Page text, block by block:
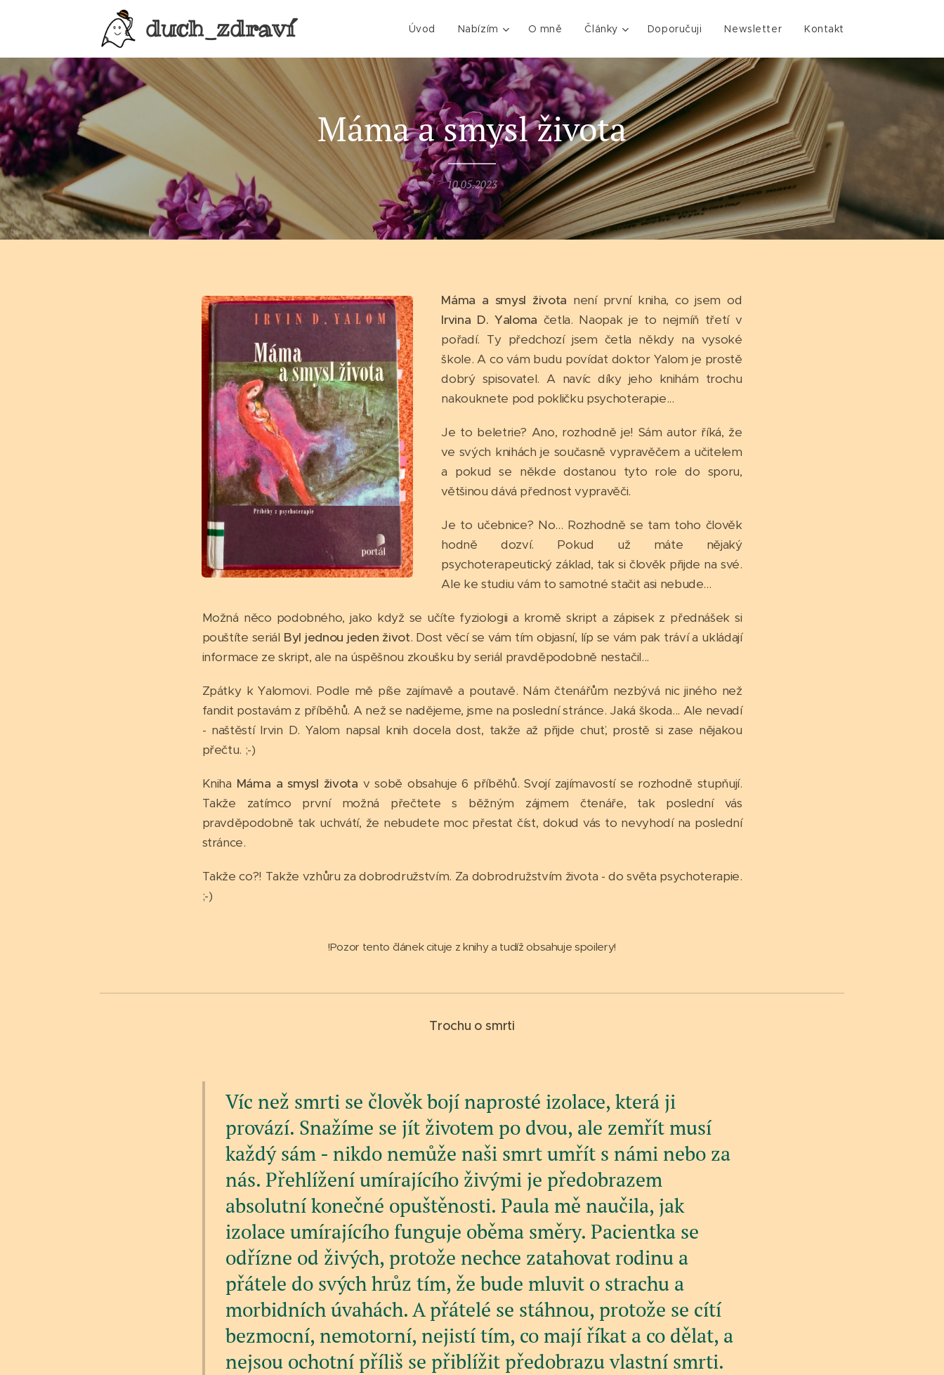
duch_zdraví Úvod Nabízím O mně Články Doporučuji Newsletter Kontakt
Máma a smysl života
10.05.2023
Máma a smysl života není první kniha, co jsem od
Irvina D. Yaloma četla. Naopak je to nejmíň třetí v
pořadí. Ty předchozí jsem četla někdy na vysoké
škole. A co vám budu povídat doktor Yalom je prostě
dobrý spisovatel. A navíc díky jeho knihám trochu
nakouknete pod pokličku psychoterapie...
Je to beletrie? Ano, rozhodně je! Sám autor říká, že
ve svých knihách je současně vypravěčem a učitelem
a pokud se někde dostanou tyto role do sporu,
většinou dává přednost vypravěči.
Je to učebnice? No... Rozhodně se tam toho člověk
hodně dozví. Pokud už máte nějaký
psychoterapeutický základ, tak si člověk přijde na své.
Ale ke studiu vám to samotné stačit asi nebude...
Možná něco podobného, jako když se učíte fyziologii a kromě skript a zápisek z přednášek si
pouštíte seriál Byl jednou jeden život. Dost věcí se vám tím objasní, líp se vám pak tráví a ukládají
informace ze skript, ale na úspěšnou zkoušku by seriál pravděpodobně nestačil...
Zpátky k Yalomovi. Podle mě píše zajímavě a poutavě. Nám čtenářům nezbývá nic jiného než
fandit postavám z příběhů. A než se nadějeme, jsme na poslední stránce. Jaká škoda... Ale nevadí
- naštěstí Irvin D. Yalom napsal knih docela dost, takže až přijde chuť, prostě si zase nějakou
přečtu. ;-)
Kniha Máma a smysl života v sobě obsahuje 6 příběhů. Svojí zajímavostí se rozhodně stupňují.
Takže zatímco první možná přečtete s běžným zájmem čtenáře, tak poslední vás
pravděpodobně tak uchvátí, že nebudete moc přestat číst, dokud vás to nevyhodí na poslední
stránce.
Takže co?! Takže vzhůru za dobrodružstvím. Za dobrodružstvím života - do světa psychoterapie.
;-)
!Pozor tento článek cituje z knihy a tudíž obsahuje spoilery!
Trochu o smrti
Víc než smrti se člověk bojí naprosté izolace, která ji
provází. Snažíme se jít životem po dvou, ale zemřít musí
každý sám - nikdo nemůže naši smrt umřít s námi nebo za
nás. Přehlížení umírajícího živými je předobrazem
absolutní konečné opuštěnosti. Paula mě naučila, jak
izolace umírajícího funguje oběma směry. Pacientka se
odřízne od živých, protože nechce zatahovat rodinu a
přátele do svých hrůz tím, že bude mluvit o strachu a
morbidních úvahách. A přátelé se stáhnou, protože se cítí
bezmocní, nemotorní, nejistí tím, co mají říkat a co dělat, a
nejsou ochotní příliš se přiblížit předobrazu vlastní smrti.